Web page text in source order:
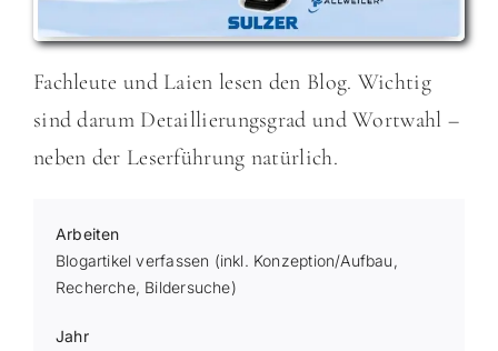
Fachleute und Laien lesen den Blog. Wichtig
sind darum Detaillierungsgrad und Wortwahl –
neben der Leserführung natürlich.
Arbeiten
Blogartikel verfassen (inkl. Konzeption/Aufbau,
Recherche, Bildersuche)
Jahr